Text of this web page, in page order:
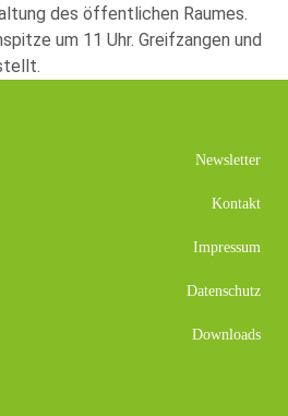
des öffentlichen Raumes.
um 11 Uhr. Greifzangen und
Newsletter
Kontakt
Impressum
Datenschutz
Downloads